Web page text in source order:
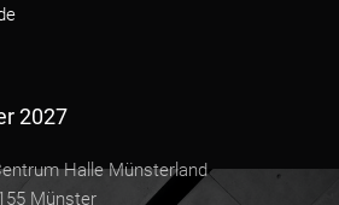
2027
Halle Münsterland
Münster